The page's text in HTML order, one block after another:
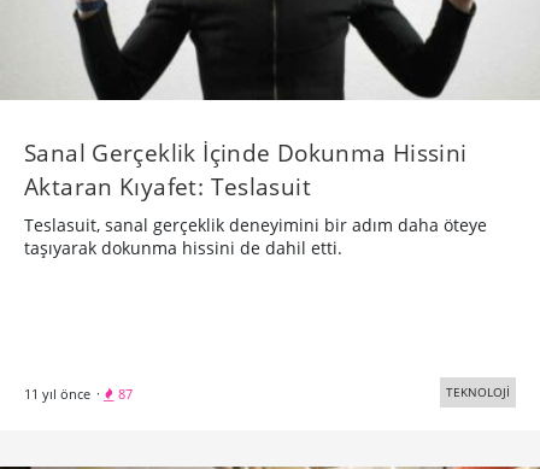
Sanal Gerçeklik İçinde Dokunma Hissini
Aktaran Kıyafet: Teslasuit
Teslasuit, sanal gerçeklik deneyimini bir adım daha öteye
taşıyarak dokunma hissini de dahil etti.
11 yıl önce · 87 TEKNOLOJİ